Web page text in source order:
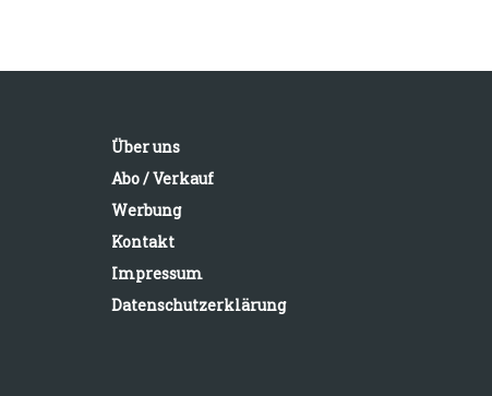
Über uns
Abo / Verkauf
Werbung
Kontakt
Impressum
Datenschutzerklärung